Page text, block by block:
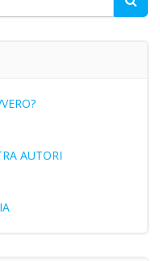
AUTORI